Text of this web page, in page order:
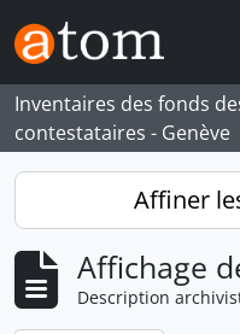
Skip to main content
Inventaires des fonds
contestataires - Genève
Affiner
Affichage
Description